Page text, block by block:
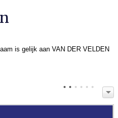
is gelijk aan VAN DER VELDEN